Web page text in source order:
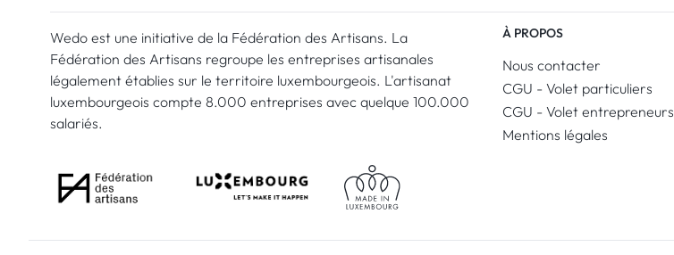
Wedo est une initiative de la Fédération des Artisans. La
Fédération des Artisans regroupe les entreprises artisanales
légalement établies sur le territoire luxembourgeois. L'artisanat
luxembourgeois compte 8.000 entreprises avec quelque 100.000
salariés.
À PROPOS
Nous contacter
CGU - Volet particuliers
CGU - Volet entrepreneurs
Mentions légales